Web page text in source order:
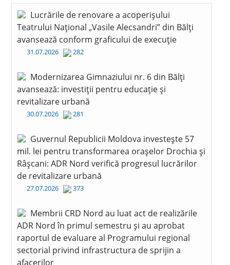
Lucrările de renovare a acoperișului
Teatrului Național „Vasile Alecsandri” din Bălți
avansează conform graficului de execuție
31.07.2026 282
Modernizarea Gimnaziului nr. 6 din Bălți
avansează: investiții pentru educație și
revitalizare urbană
30.07.2026 281
Guvernul Republicii Moldova investește 57
mil. lei pentru transformarea orașelor Drochia și
Râșcani: ADR Nord verifică progresul lucrărilor
de revitalizare urbană
27.07.2026 373
Membrii CRD Nord au luat act de realizările
ADR Nord în primul semestru și au aprobat
raportul de evaluare al Programului regional
sectorial privind infrastructura de sprijin a
afacerilor